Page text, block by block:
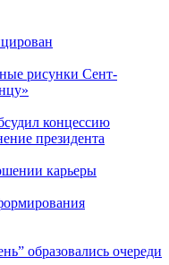
рисунки Сент-
концессию
президента
карьеры
образовались очереди